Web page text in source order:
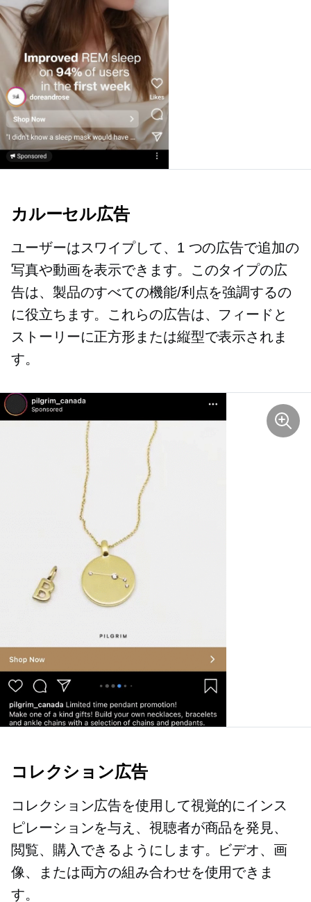
カルーセル広告
ユーザーはスワイプして、1 つの広告で追加の
写真や動画を表示できます。このタイプの広
告は、製品のすべての機能/利点を強調するの
に役立ちます。これらの広告は、フィードと
ストーリーに正方形または縦型で表示されま
す。
コレクション広告
コレクション広告を使用して視覚的にインス
ピレーションを与え、視聴者が商品を発見、
閲覧、購入できるようにします。ビデオ、画
像、または両方の組み合わせを使用できま
す。